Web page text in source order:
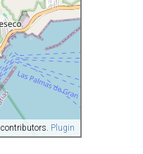
contributors. Plugin